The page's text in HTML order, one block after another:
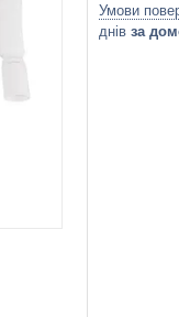
днів за